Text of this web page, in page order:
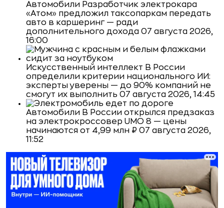
Автомобили Разработчик электрокара
«Атом» предложил таксопаркам передать
авто в каршеринг — ради
дополнительного дохода 07 августа 2026,
16:00
Искусственный интеллект В России
определили критерии национального ИИ:
эксперты уверены — до 90% компаний не
смогут их выполнить 07 августа 2026, 14:45
Автомобили В России открылся предзаказ
на электрокроссовер UMO 8 — цены
начинаются от 4,99 млн ₽ 07 августа 2026,
11:52